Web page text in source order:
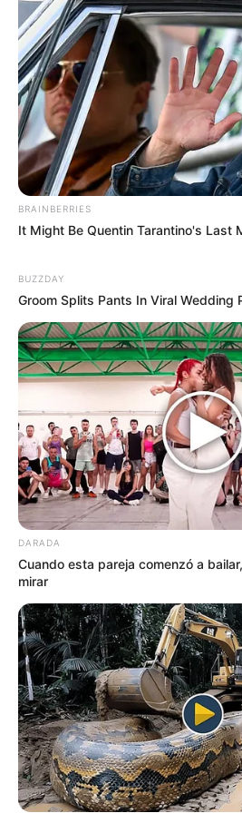
criminalísticas a contrarreloj.
BRAINBERRIES
It Might Be Quentin Tarantino's Last
BUZZDAY
Groom Splits Pants In Viral Wedding
DARADA
Cuando esta pareja comenzó a
mirar